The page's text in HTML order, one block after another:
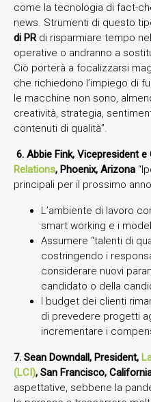
come la tecnologia di fact-
news. Strumenti di questo
di PRdi risparmiare tempo
operative o andranno a
Ciò porterà a focalizzarsi
che richiedono l’impiego di
le macchine non sono,
creatività, strategia,
contenuti di qualità”.
6. Abbie Fink, Vicepresident e
Relations, Phoenix, Arizona
principali per il prossimo
L’ambiente di lavoro
smart working e i
Assumere “talenti di
costringendo i
considerare nuovi
candidato o della
I budget dei clienti
di prevedere progetti
incrementare i
7. Sean Downdall, President,
(LCI), San Francisco,
aspettative, sebbene la